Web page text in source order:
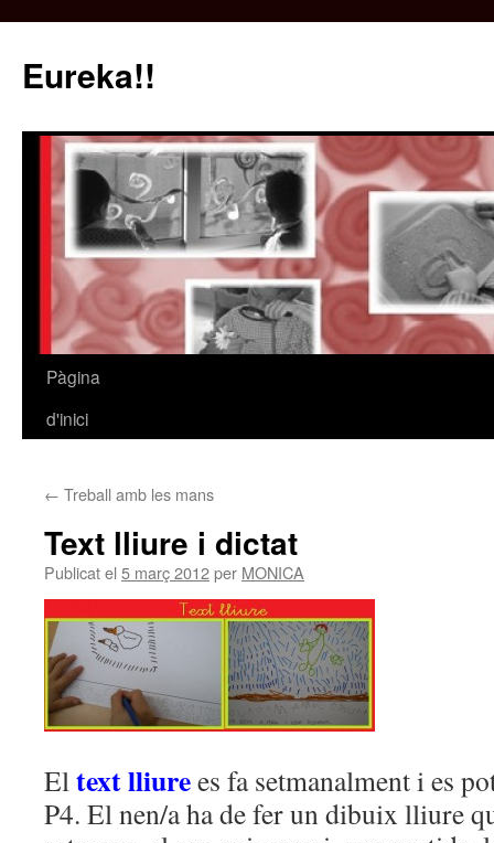
Eureka!!
Vés
Pàgina
d'inici
← Treball amb les mans
Text lliure i dictat
Publicat el 5 març 2012per MONICA
Eltext lliurees fa setmanalment i es
P4. El nen/a ha de fer un dibuix lliure